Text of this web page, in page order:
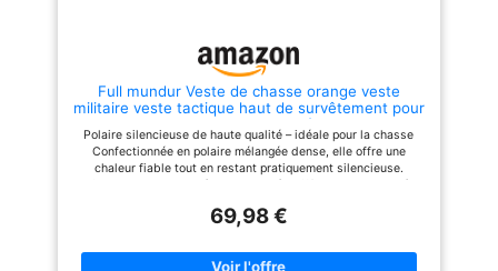
réglables, pantalon avec taille
élastique, adapté à différentes
morphologies. Sac de
rangement inclus – compact et
est livré avec une housse
pratique à fermeture éclair.
Facile à plier et à ranger dans
Full mundur Veste de chasse orange veste
militaire veste tactique haut de survêtement pour
homme coupe-vent et imperméable Melange
Green M
Polaire silencieuse de haute qualité – idéale pour la chasse
Confectionnée en polaire mélangée dense, elle offre une
chaleur fiable tout en restant pratiquement silencieuse.
Parfaite pour la chasse à l'approche, à l'affût et en battue, où le
de l'automne et l'hiver La polaire double couche, avec épaules
vent et une isolation thermique stable. Le col montant bloque
l'air froid et assure un confort optimal même lors des longues
69,98 €